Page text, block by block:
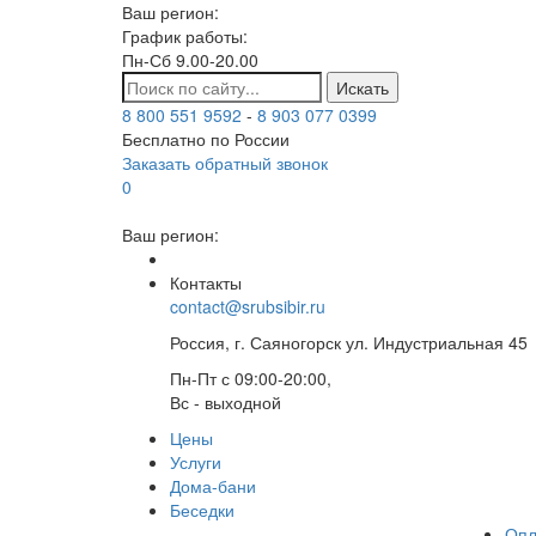
Ваш регион:
График работы:
Пн-Сб 9.00-20.00
Искать
8 800 551 9592 - 8 903 077 0399
Бесплатно по России
Заказать обратный звонок
0
Ваш регион:
Контакты
contact@srubsibir.ru
Россия, г. Саяногорск ул. Индустриальная 45
Пн-Пт с 09:00-20:00,
Вс - выходной
Цены
Услуги
Дома-бани
Беседки